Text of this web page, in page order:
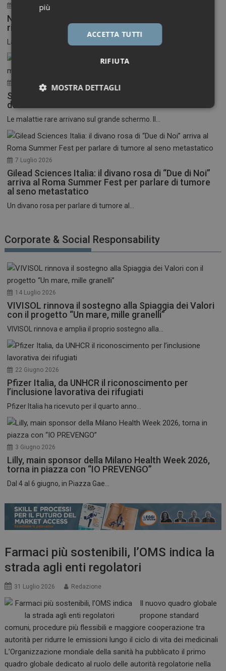
30 Luglio 2026
Neuroinfiammazione, fino a 50 mila euro per
ricercatori under 40
La Fondazione Francesco della Valle ETS apre le...
17 Luglio 2026
Stati Uniti: nasce il primo festival del cinema
dedicato alle malattie rare
Le malattie rare arrivano sul grande schermo. Il...
7 Luglio 2026
Gilead Sciences Italia: il divano rosa di “Due di Noi”
arriva al Roma Summer Fest per parlare di tumore
al seno metastatico
Un divano rosa per parlare di tumore al...
Corporate & Social Responsability
14 Luglio 2026
VIVISOL rinnova il sostegno alla Spiaggia dei Valori
con il progetto “Un mare, mille granelli”
VIVISOL rinnova e amplia il proprio sostegno alla...
22 Giugno 2026
Pfizer Italia, da UNHCR il riconoscimento per
l’inclusione lavorativa dei rifugiati
Pfizer Italia ha ricevuto per il quarto anno...
3 Giugno 2026
Lilly, main sponsor della Milano Health Week 2026,
torna in piazza con “IO PREVENGO”
Dal 4 al 6 giugno, in Piazza Gae...
Farmaci più sostenibili, l’OMS indica la
strada agli enti regolatori
31 Luglio 2026 Redazione
Il nuovo quadro globale
propone standard
comuni, procedure più flessibili e maggiore cooperazione tra
autorità per ridurre le emissioni lungo il ciclo di vita dei medicinali
L’Organizzazione mondiale della sanità ha pubblicato il primo
quadro globale dedicato al ruolo delle autorità regolatorie nella
più
ACCETTA TUTTI
RIFIUTA
MOSTRA DETTAGLI
Necessari Marketing
Necessari Marketing
sito web abilitandone funzionalità di base quali la
NOME
FORNITORE / DOMINIO
.dailyhealthindustry.it
mese
ARRAffinitySameSite
Microsoft Corporation
.www.dailyhealthindustry.it
Sessione
www.dailyhealthindustry.it